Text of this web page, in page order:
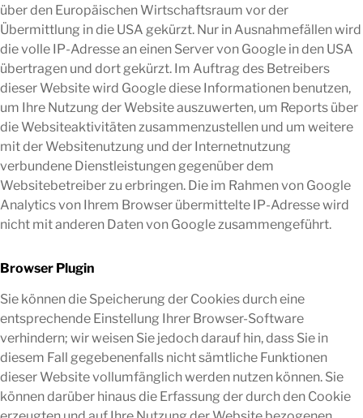
über den Europäischen Wirtschaftsraum vor der
Übermittlung in die USA gekürzt. Nur in Ausnahmefällen wird
die volle IP-Adresse an einen Server von Google in den USA
übertragen und dort gekürzt. Im Auftrag des Betreibers
dieser Website wird Google diese Informationen benutzen,
um Ihre Nutzung der Website auszuwerten, um Reports über
die Websiteaktivitäten zusammenzustellen und um weitere
mit der Websitenutzung und der Internetnutzung
verbundene Dienstleistungen gegenüber dem
Websitebetreiber zu erbringen. Die im Rahmen von Google
Analytics von Ihrem Browser übermittelte IP-Adresse wird
nicht mit anderen Daten von Google zusammengeführt.
Browser Plugin
Sie können die Speicherung der Cookies durch eine
entsprechende Einstellung Ihrer Browser-Software
verhindern; wir weisen Sie jedoch darauf hin, dass Sie in
diesem Fall gegebenenfalls nicht sämtliche Funktionen
dieser Website vollumfänglich werden nutzen können. Sie
können darüber hinaus die Erfassung der durch den Cookie